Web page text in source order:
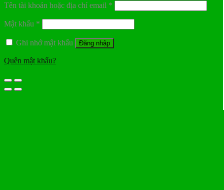
Tên tài khoản hoặc địa chỉ email *
Mật khẩu *
Ghi nhớ mật khẩu Đăng nhập
Quên mật khẩu?